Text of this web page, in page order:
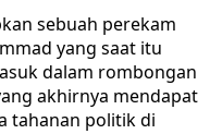
sebuah perekam
yang saat itu
dalam rombongan
akhirnya mendapat
tahanan politik di